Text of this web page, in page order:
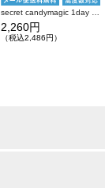
secret candymagic 1day ラメベージュ 20枚入り シークレットキャンディーマジック カラコン
2,260円
（税込2,486円）